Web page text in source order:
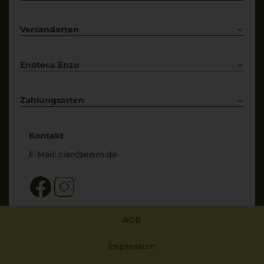
Kontakt
Versandarten
Enoteca Enzo
Bewertungs-Richtlinien
Zahlungsarten
Kontakt
E-Mail: ciao@enzo.de
AGB
Impressum